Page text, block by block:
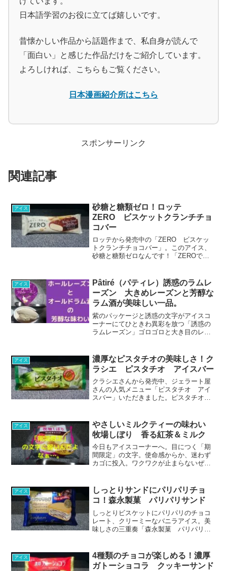
日本語学習のお役に立てば嬉しいです。
昔懐かしい作品から話題作まで、私自身が読んで
「面白い」と感じた作品だけをご紹介しています。
よろしければ、こちらもご覧ください。
日本漫画紹介所はこちら
スポンサーリンク
関連記事
アイス
砂糖と糖類ゼロ！ロッテ
ZERO ビスケットクランチチョ
コバー
ロッテから発売中の「ZERO ビスケッ
トクランチチョコバー」。このアイス、
砂糖と糖類ゼロなんです！「ZEROで間
面を気にされてる方には嬉しい商品です
ね。気になるそのお味は？
アイス
Pâtiré（パティレ）誘惑のラムレ
ーズン 大きめレーズンと芳醇な
ラム酒が美味しい一品。
紫のパッケージと誘惑の文字がアイスコ
ーナーにてひときわ異彩を放つ「誘惑の
ラムレーズン」ゴロゴロと大き目のレー
こだわりを積み重ねた味が楽しめます。
ラムレーズン好きな方は是非。
アイス
濃厚なピスタチオの美味しさ！ク
ラシエ ピスタチオ アイスバー
クラシエさんから発売中、ジェラート屋
さんの人気メニュー「ピスタチオ アイ
スバー」いただきました。ピスタチオの
軽なアイスバーで堪能できます。ピスタ
チオ好きな方におすすめですよ。
アイス
やさしいミルクティーの味わい
牧場しぼり 香る紅茶＆ミルク
今日もアイスコーナーへ。目につく「期
間限定」の文字。使命感からか、迷わず
カゴに投入。ワクワクが止まらないぜ！
が、期間限定フレーバー「香る紅茶＆ミ
ルク」そのお味はいかに。
アイス
しっとりサンドにパリパリチョ
コ！森永製菓 パリパリサンド
しっとりビスケットにパリパリのチョコ
レート、クリーミーなバニラアイス。美
味しさの三重奏「森永製菓 パリパリサ
ていただきました。ちょっと贅沢なサン
ドアイスで癒しのひと時を。
アイス
4種類のチョコが楽しめる！濃厚
ガトーショコラ クッキーサンド